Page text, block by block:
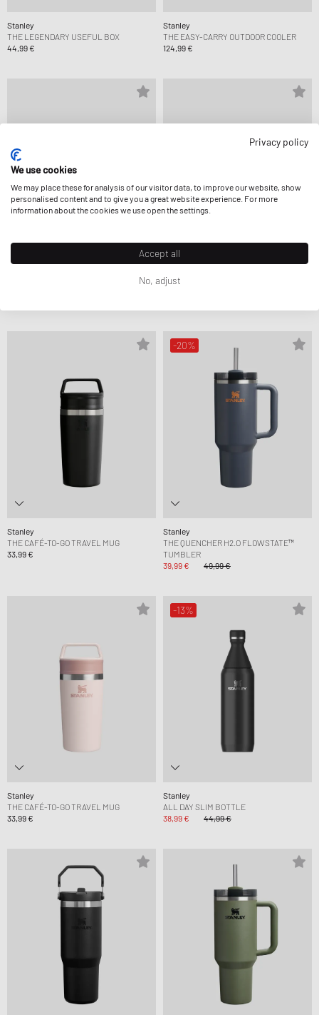
Stanley
THE LEGENDARY USEFUL BOX
44,99 €
Stanley
THE EASY-CARRY OUTDOOR COOLER
124,99 €
Stanley
THE CAFÉ-TO-GO TRAVEL MUG
Stanley
THE CAFÉ-TO-GO TRAVEL MUG
33,99 €
-20%
Stanley
THE QUENCHER H2.O FLOWSTATE™
TUMBLER
39,99 €
49,99 €
Stanley
THE CAFÉ-TO-GO TRAVEL MUG
33,99 €
-13%
Stanley
ALL DAY SLIM BOTTLE
38,99 €
44,99 €
Privacy policy
We use cookies
We may place these for analysis of our visitor data, to improve our website, show
personalised content and to give you a great website experience. For more
information about the cookies we use open the settings.
Accept all
No, adjust